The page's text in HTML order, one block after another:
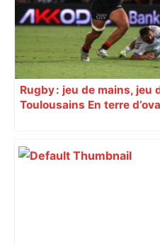
Rugby : jeu de mains, jeu
Toulousains En terre
revendiquant surtout son
mouvement, vif et